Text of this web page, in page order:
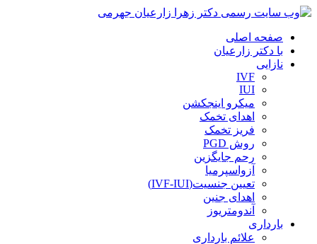
صفحه اصلی
با دکتر زارعیان
نازایی
IVF
IUI
میکرو اینجکشن
اهدای تخمک
فریز تخمک
روش PGD
رحم جایگزین
آزواسپرمیا
تعیین جنسیت(IVF-IUI)
اهدای جنین
آندومتریوز
بارداری
علائم بارداری